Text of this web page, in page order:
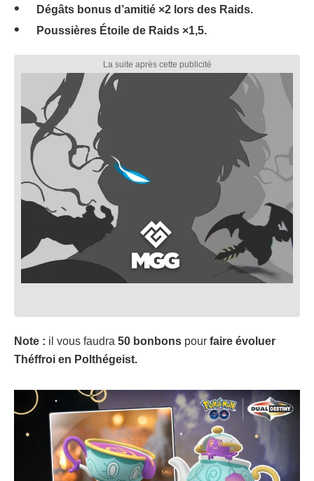
Dégâts bonus d’amitié ×2 lors des Raids.
Poussières Étoile de Raids ×1,5.
Note : il vous faudra 50 bonbons pour faire évoluer
Théffroi en Polthégeist.